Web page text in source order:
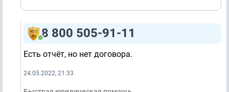
8 800 505-91-11
Есть отчёт, но нет договора.
24.05.2022, 21:33